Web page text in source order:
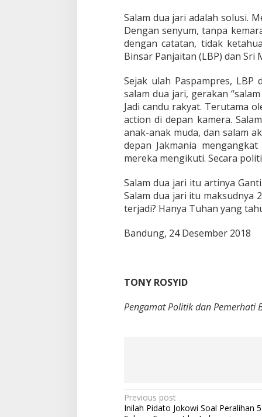
Salam dua jari adalah solusi.
Dengan senyum, tanpa
dengan catatan, tidak
Binsar Panjaitan (LBP) dan
Sejak ulah Paspampres,
salam dua jari, gerakan
Jadi candu rakyat. Terutama
action di depan kamera.
anak-anak muda, dan salam
depan Jakmania
mereka mengikuti. Secara
Salam dua jari itu artinya
Salam dua jari itu maksudnya
terjadi? Hanya Tuhan yang
Bandung, 24 Desember 2018
TONY ROSYID
Pengamat Politik dan Pemerhati
P
Previous post
Inilah Pidato Jokowi Soal Peralihan